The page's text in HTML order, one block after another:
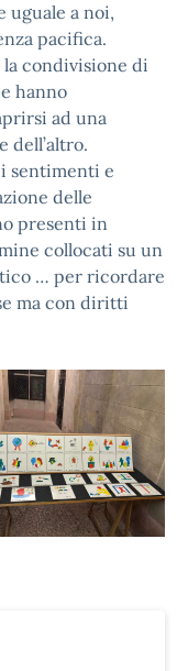
uguale a noi,
pacifica.
la condivisione di
hanno
ad una
dell’altro.
sentimenti e
delle
presenti in
collocati su un
… per ricordare
ma con diritti